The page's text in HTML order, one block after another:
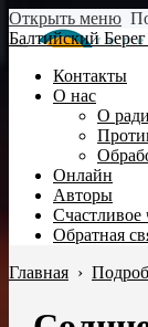
Открыть меню
Балтийский
Контакты
О нас
О
Онлайн
Авторы
Счастливое
Обратная
Главная ›